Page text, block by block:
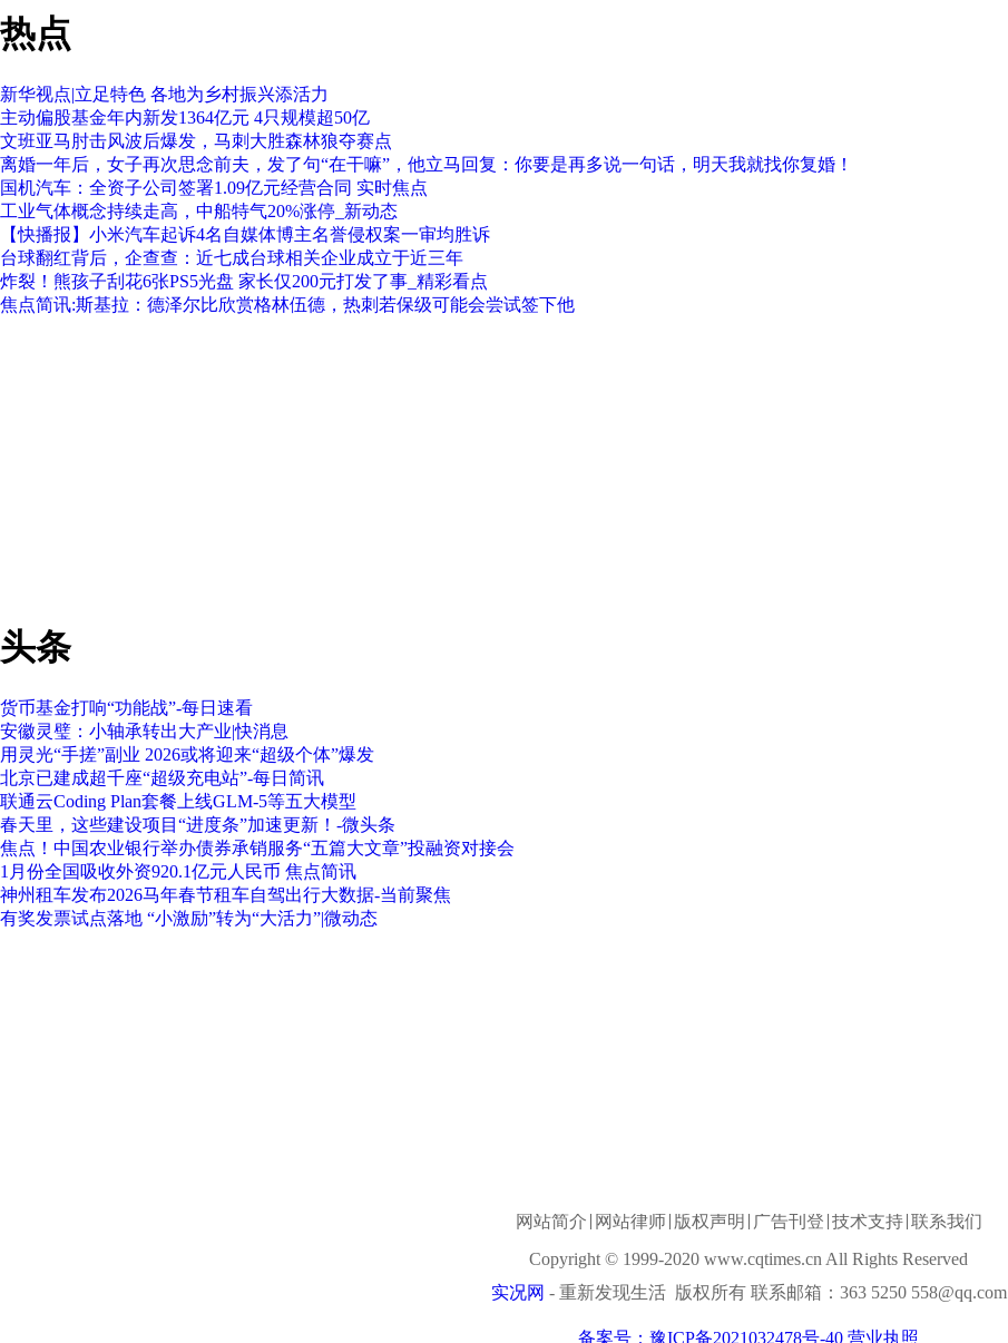
热点
新华视点|立足特色 各地为乡村振兴添活力
主动偏股基金年内新发1364亿元 4只规模超50亿
文班亚马肘击风波后爆发，马刺大胜森林狼夺赛点
离婚一年后，女子再次思念前夫，发了句“在干嘛”，他立马回复：你要是再多说一句话，明天我就找你复婚！
国机汽车：全资子公司签署1.09亿元经营合同 实时焦点
工业气体概念持续走高，中船特气20%涨停_新动态
【快播报】小米汽车起诉4名自媒体博主名誉侵权案一审均胜诉
台球翻红背后，企查查：近七成台球相关企业成立于近三年
炸裂！熊孩子刮花6张PS5光盘 家长仅200元打发了事_精彩看点
焦点简讯:斯基拉：德泽尔比欣赏格林伍德，热刺若保级可能会尝试签下他
头条
货币基金打响“功能战”-每日速看
安徽灵璧：小轴承转出大产业|快消息
用灵光“手搓”副业 2026或将迎来“超级个体”爆发
北京已建成超千座“超级充电站”-每日简讯
联通云Coding Plan套餐上线GLM-5等五大模型
春天里，这些建设项目“进度条”加速更新！-微头条
焦点！中国农业银行举办债券承销服务“五篇大文章”投融资对接会
1月份全国吸收外资920.1亿元人民币 焦点简讯
神州租车发布2026马年春节租车自驾出行大数据-当前聚焦
有奖发票试点落地 “小激励”转为“大活力”|微动态
网站简介 网站律师 版权声明 广告刊登 技术支持 联系我们
Copyright © 1999-2020 www.cqtimes.cn All Rights Reserved
实况网 - 重新发现生活 版权所有 联系邮箱：363 5250 558@qq.com
备案号：豫ICP备2021032478号-40 营业执照